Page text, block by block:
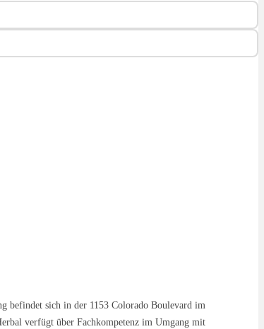
befindet sich in der 1153 Colorado Boulevard im
verfügt über Fachkompetenz im Umgang mit